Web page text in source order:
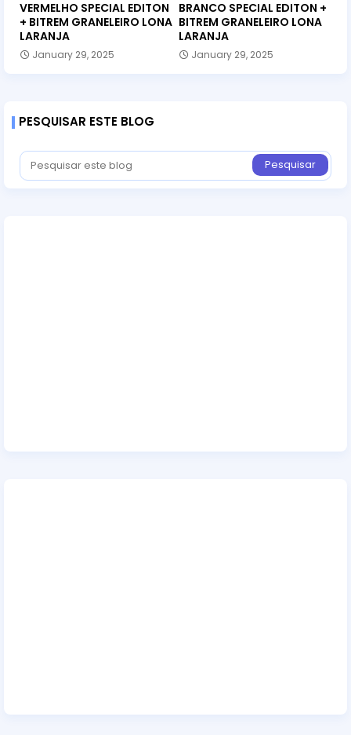
VERMELHO SPECIAL EDITON
+ BITREM GRANELEIRO LONA
LARANJA
January 29, 2025
BRANCO SPECIAL EDITON +
BITREM GRANELEIRO LONA
LARANJA
January 29, 2025
PESQUISAR ESTE BLOG